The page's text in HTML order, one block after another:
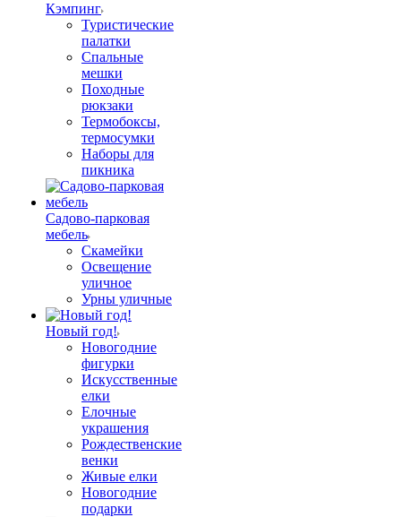
Кэмпинг
Туристические
палатки
Спальные
мешки
Походные
рюкзаки
Термобоксы,
термосумки
Наборы для
пикника
Садово-парковая
мебель
Скамейки
Освещение
уличное
Урны уличные
Новый год!
Новогодние
фигурки
Искусственные
елки
Елочные
украшения
Рождественские
венки
Живые елки
Новогодние
подарки